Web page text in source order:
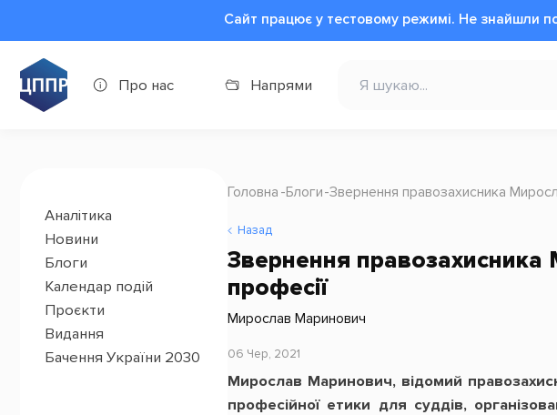
Сайт працює у тестовому режимі. Не знайшли
Про нас Напрями
Аналітика
Новини
Блоги
Календар подій
Проєкти
Видання
Бачення України 2030
Головна Блоги Звернення правозахисника
Назад
Звернення
професії
Мирослав Маринович
06 Чер, 2021
Мирослав Маринович, відомий
професійної етики для суддів,